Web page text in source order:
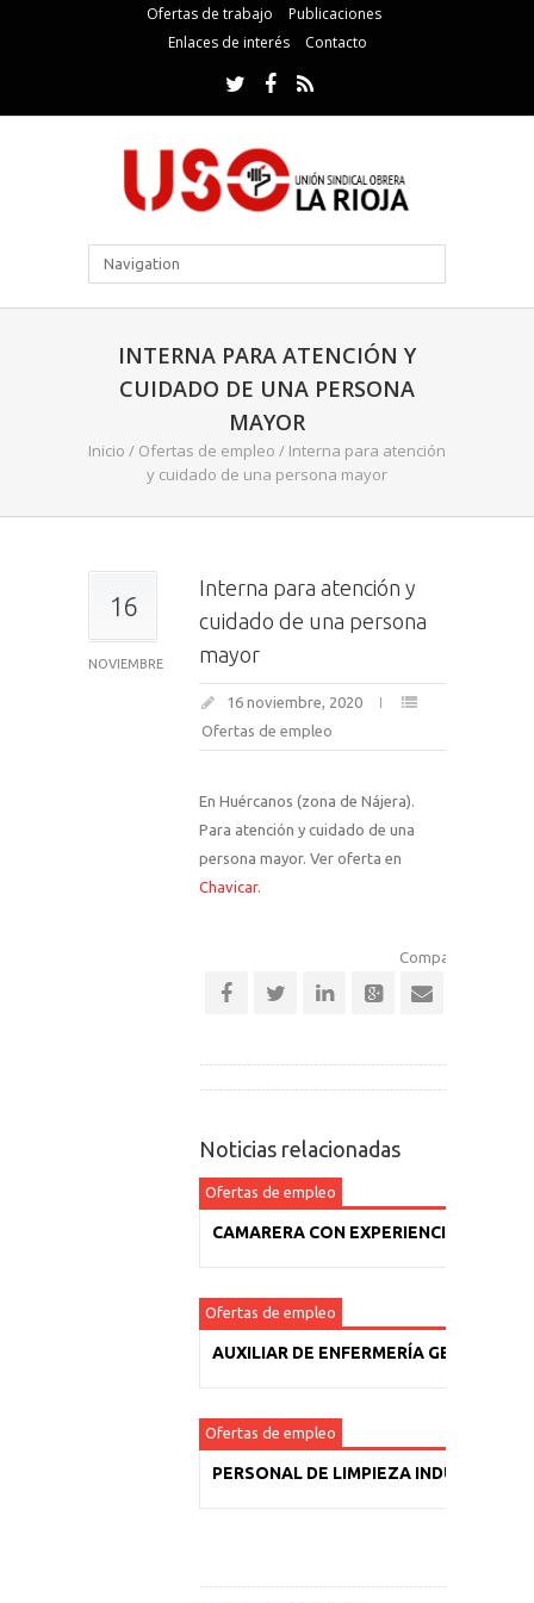
Ofertas de trabajo
Publicaciones
Enlaces de interés
Contacto
INTERNA PARA ATENCIÓN Y
CUIDADO DE UNA PERSONA
MAYOR
Inicio / Ofertas de empleo / Interna para atención
y cuidado de una persona mayor
16
NOVIEMBRE
Interna para atención y
cuidado de una persona
mayor
16 noviembre, 2020
Ofertas de empleo
En Huércanos (zona de Nájera).
Para atención y cuidado de una
persona mayor. Ver oferta en
Chavicar.
Comparte esta
Noticias relacionadas
Ofertas de empleo
CAMARERA CON EXPERIENCIA
Ofertas de empleo
AUXILIAR DE ENFERMERÍA GERIÁTRICA
Ofertas de empleo
PERSONAL DE LIMPIEZA INDUSTRIAL